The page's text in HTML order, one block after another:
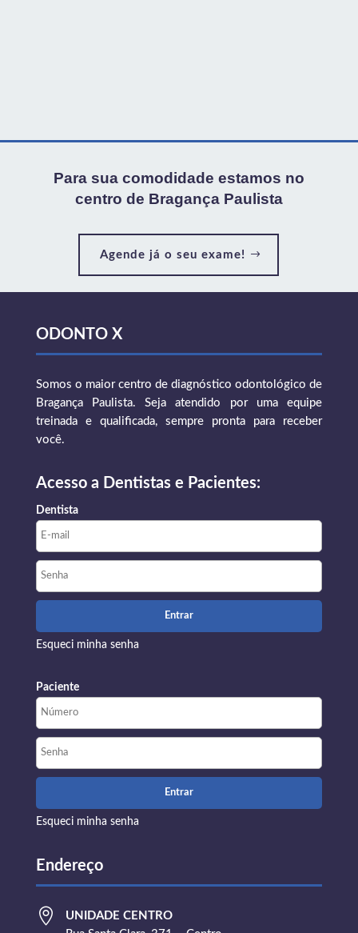
Para sua comodidade estamos no
centro de Bragança Paulista
Agende já o seu exame!
ODONTO X
Somos o maior centro de diagnóstico odontológico de
Bragança Paulista. Seja atendido por uma equipe
treinada e qualificada, sempre pronta para receber
você.
Acesso a Dentistas e Pacientes:
Dentista
Esqueci minha senha
Paciente
Esqueci minha senha
Endereço

UNIDADE CENTRO